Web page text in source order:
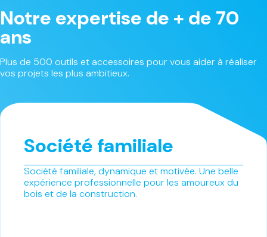
Notre expertise de + de 70
ans
Plus de 500 outils et accessoires pour vous aider à réaliser
vos projets les plus ambitieux.
Société familiale
Société familiale, dynamique et motivée. Une belle
expérience professionnelle pour les amoureux du
bois et de la construction.